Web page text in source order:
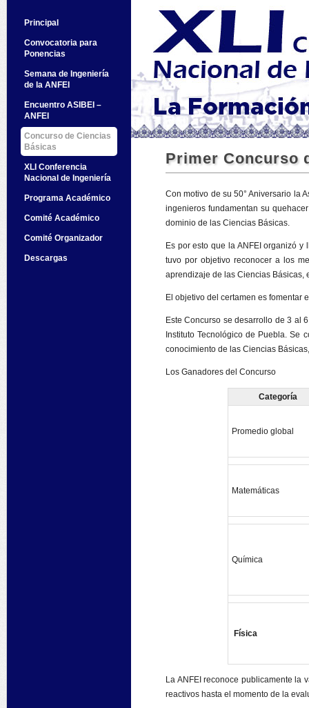
Principal
Convocatoria para
Ponencias
Semana de Ingeniería
de la ANFEI
Encuentro ASIBEI –
ANFEI
Concurso de Ciencias
Básicas
XLI Conferencia
Nacional de Ingeniería
Programa Académico
Comité Académico
Comité Organizador
Descargas
Primer Concurso
Con motivo de su 50° Aniversario la
ingenieros fundamentan su
dominio de las Ciencias Básicas.
Es por esto que la ANFEI organizó
tuvo por objetivo reconocer a los
aprendizaje de las Ciencias Básicas,
El objetivo del certamen es fomentar
Este Concurso se desarrollo de 3 al
Instituto Tecnológico de Puebla. Se
conocimiento de las Ciencias
Los Ganadores del Concurso
Categoría
Promedio global
Matemáticas
Química
Física
La ANFEI reconoce publicamente la
reactivos hasta el momento de la